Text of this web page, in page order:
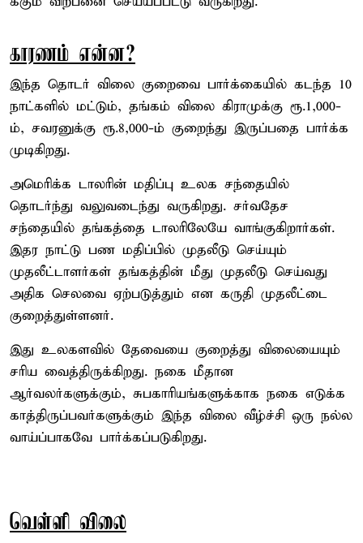
காரணம் என்ன?
இந்த தொடர் விலை குறைவை பார்க்கையில் கடந்த 10
நாட்களில் மட்டும், தங்கம் விலை கிராமுக்கு ரூ.1,000-
ம், சவரனுக்கு ரூ.8,000-ம் குறைந்து இருப்பதை பார்க்க
முடிகிறது.
அமெரிக்க டாலரின் மதிப்பு உலக சந்தையில்
தொடர்ந்து வலுவடைந்து வருகிறது. சர்வதேச
சந்தையில் தங்கத்தை டாலரிலேயே வாங்குகிறார்கள்.
இதர நாட்டு பண மதிப்பில் முதலீடு செய்யும்
முதலீட்டாளர்கள் தங்கத்தின் மீது முதலீடு செய்வது
அதிக செலவை ஏற்படுத்தும் என கருதி முதலீட்டை
குறைத்துள்ளனர்.
இது உலகளவில் தேவையை குறைத்து விலையையும்
சரிய வைத்திருக்கிறது. நகை மீதான
ஆர்வலர்களுக்கும், சுபகாரியங்களுக்காக நகை எடுக்க
காத்திருப்பவர்களுக்கும் இந்த விலை வீழ்ச்சி ஒரு நல்ல
வாய்ப்பாகவே பார்க்கப்படுகிறது.
வெள்ளி விலை